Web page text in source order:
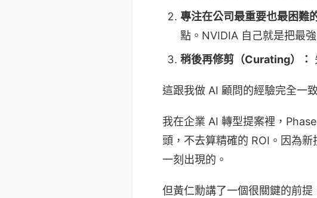
專注在公司最重要也最困難
點。NVIDIA 自己就是把最
稍後再修剪（Curating）：
這跟我做 AI 顧問的經驗完全一
我在企業 AI 轉型提案裡，
頭，不去算精確的 ROI。因為
一刻出現的。
但黃仁勳講了一個很關鍵的前提